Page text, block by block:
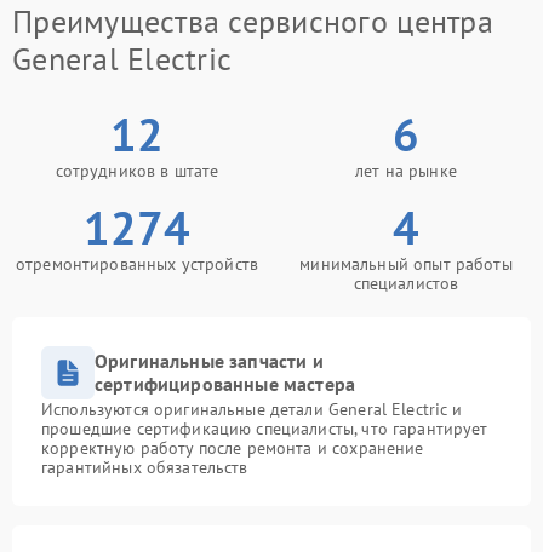
Преимущества сервисного центра
General Electric
12
сотрудников в штате
6
лет на рынке
1274
отремонтированных устройств
4
минимальный опыт работы
специалистов
Оригинальные запчасти и
сертифицированные мастера
Используются оригинальные детали General Electric и
прошедшие сертификацию специалисты, что гарантирует
корректную работу после ремонта и сохранение
гарантийных обязательств